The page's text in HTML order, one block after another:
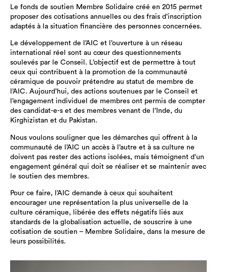
Le fonds de soutien Membre Solidaire créé en 2015 permet
proposer des cotisations annuelles ou des frais d’inscription
adaptés à la situation financière des personnes concernées.
Le développement de l’AIC et l’ouverture à un réseau
international réel sont au cœur des questionnements
soulevés par le Conseil. L’objectif est de permettre à tout
ceux qui contribuent à la promotion de la communauté
céramique de pouvoir prétendre au statut de membre de
l’AIC. Aujourd’hui, des actions soutenues par le Conseil et
l’engagement individuel de membres ont permis de compter
des candidat-e-s et des membres venant de l’Inde, du
Kirghizistan et du Pakistan.
Nous voulons souligner que les démarches qui offrent à la
communauté de l’AIC un accès à l’autre et à sa culture ne
doivent pas rester des actions isolées, mais témoignent d’un
engagement général qui doit se réaliser et se maintenir avec
le soutien des membres.
Pour ce faire, l’AIC demande à ceux qui souhaitent
encourager une représentation la plus universelle de la
culture céramique, libérée des effets négatifs liés aux
standards de la globalisation actuelle, de souscrire à une
cotisation de soutien – Membre Solidaire, dans la mesure de
leurs possibilités.